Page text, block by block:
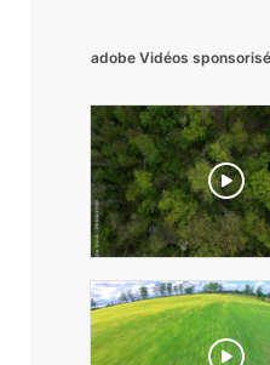
adobe Vidéos